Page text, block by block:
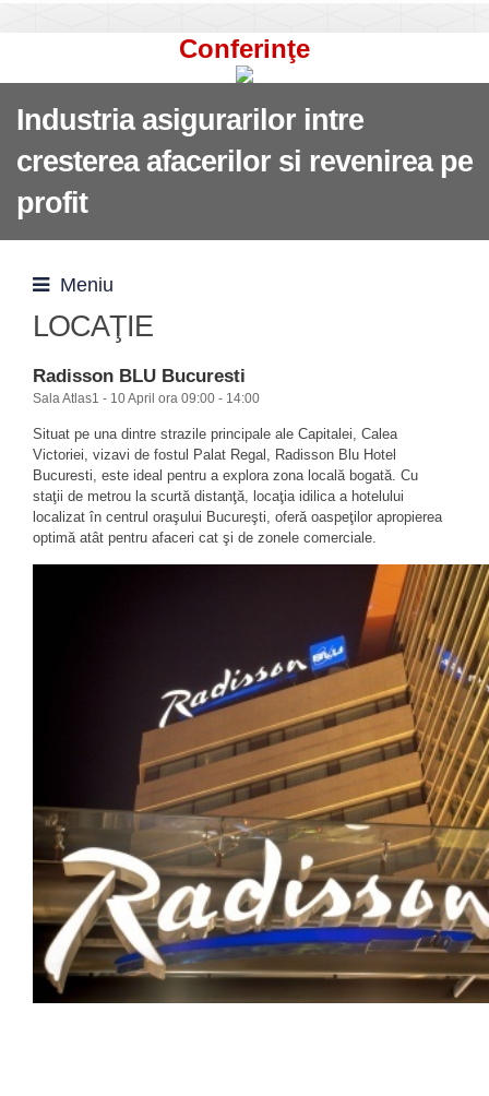
Conferinţe
Industria asigurarilor intre
cresterea afacerilor si revenirea pe
profit
Meniu
LOCAŢIE
Radisson BLU Bucuresti
Sala Atlas1 - 10 April ora 09:00 - 14:00
Situat pe una dintre strazile principale ale Capitalei, Calea
Victoriei, vizavi de fostul Palat Regal, Radisson Blu Hotel
Bucuresti, este ideal pentru a explora zona locală bogată. Cu
staţii de metrou la scurtă distanţă, locaţia idilica a hotelului
localizat în centrul oraşului Bucureşti, oferă oaspeţilor apropierea
optimă atât pentru afaceri cat şi de zonele comerciale.